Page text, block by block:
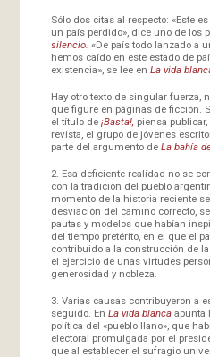
Sólo dos citas al respecto: «Este
un país perdido», dice uno de los
silencio. «De país todo lanzado a
hemos caído en este estado de
existencia», se lee en La vida
Hay otro texto de singular fuerza,
que figure en páginas de ficción.
el título de ¡Basta!, piensa
revista, el grupo de jóvenes
parte del argumento de La bahía
2. Esa deficiente realidad no se
con la tradición del pueblo
momento de la historia reciente
desviación del camino correcto,
pautas y modelos que habían
del tiempo pretérito, en el que el
contribuido a la construcción de
el ejercicio de unas virtudes
generosidad y nobleza.
3. Varias causas contribuyeron a
seguido. En La vida blanca apunta
política del «pueblo llano», que
electoral promulgada por el
que al establecer el sufragio